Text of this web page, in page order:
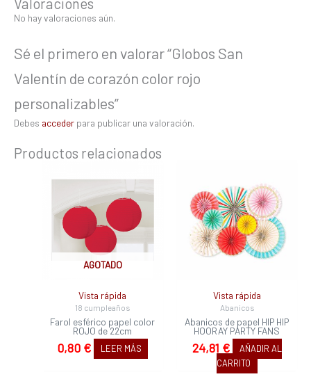
No hay valoraciones aún.
Sé el primero en valorar “Globos San
Valentín de corazón color rojo
personalizables”
Debes acceder para publicar una valoración.
Productos relacionados
AGOTADO
Vista rápida
18 cumpleaños
Farol esférico papel color
ROJO de 22cm
0,80 € LEER MÁS
Vista rápida
Abanicos
Abanicos de papel HIP HIP
HOORAY PARTY FANS
24,81 €
AÑADIR AL
CARRITO